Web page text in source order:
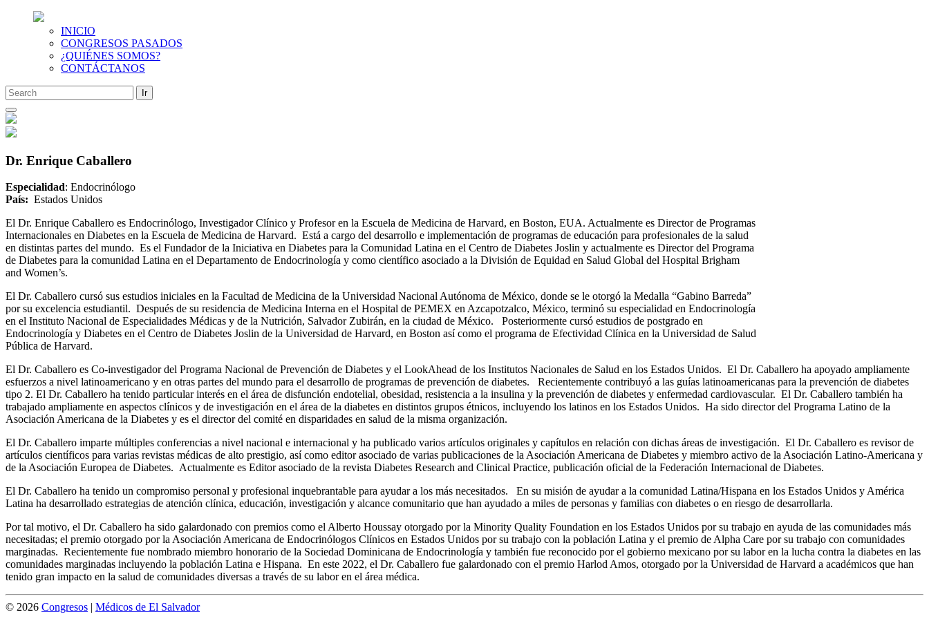
INICIO
CONGRESOS PASADOS
¿QUIÉNES SOMOS?
CONTÁCTANOS
Saltar
al
contenido
Dr. Enrique Caballero
Especialidad: Endocrinólogo
País: Estados Unidos
El Dr. Enrique Caballero es Endocrinólogo, Investigador Clínico y Profesor en la Escuela de Medicina de Harvard, en Boston, EUA. Actualmente es Director de Programas
Internacionales en Diabetes en la Escuela de Medicina de Harvard. Está a cargo del desarrollo e implementación de programas de educación para profesionales de la salud
en distintas partes del mundo. Es el Fundador de la Iniciativa en Diabetes para la Comunidad Latina en el Centro de Diabetes Joslin y actualmente es Director del Programa
de Diabetes para la comunidad Latina en el Departamento de Endocrinología y como científico asociado a la División de Equidad en Salud Global del Hospital Brigham
and Women’s.
El Dr. Caballero cursó sus estudios iniciales en la Facultad de Medicina de la Universidad Nacional Autónoma de México, donde se le otorgó la Medalla “Gabino Barreda”
por su excelencia estudiantil. Después de su residencia de Medicina Interna en el Hospital de PEMEX en Azcapotzalco, México, terminó su especialidad en Endocrinología
en el Instituto Nacional de Especialidades Médicas y de la Nutrición, Salvador Zubirán, en la ciudad de México. Posteriormente cursó estudios de postgrado en
Endocrinología y Diabetes en el Centro de Diabetes Joslin de la Universidad de Harvard, en Boston así como el programa de Efectividad Clínica en la Universidad de Salud
Pública de Harvard.
El Dr. Caballero es Co-investigador del Programa Nacional de Prevención de Diabetes y el LookAhead de los Institutos Nacionales de Salud en los Estados Unidos. El Dr. Caballero ha apoyado ampliamente
esfuerzos a nivel latinoamericano y en otras partes del mundo para el desarrollo de programas de prevención de diabetes. Recientemente contribuyó a las guías latinoamericanas para la prevención de diabetes
tipo 2. El Dr. Caballero ha tenido particular interés en el área de disfunción endotelial, obesidad, resistencia a la insulina y la prevención de diabetes y enfermedad cardiovascular. El Dr. Caballero también ha
trabajado ampliamente en aspectos clínicos y de investigación en el área de la diabetes en distintos grupos étnicos, incluyendo los latinos en los Estados Unidos. Ha sido director del Programa Latino de la
Asociación Americana de la Diabetes y es el director del comité en disparidades en salud de la misma organización.
El Dr. Caballero imparte múltiples conferencias a nivel nacional e internacional y ha publicado varios artículos originales y capítulos en relación con dichas áreas de investigación. El Dr. Caballero es revisor de
artículos científicos para varias revistas médicas de alto prestigio, así como editor asociado de varias publicaciones de la Asociación Americana de Diabetes y miembro activo de la Asociación Latino-Americana y
de la Asociación Europea de Diabetes. Actualmente es Editor asociado de la revista Diabetes Research and Clinical Practice, publicación oficial de la Federación Internacional de Diabetes.
El Dr. Caballero ha tenido un compromiso personal y profesional inquebrantable para ayudar a los más necesitados. En su misión de ayudar a la comunidad Latina/Hispana en los Estados Unidos y América
Latina ha desarrollado estrategias de atención clínica, educación, investigación y alcance comunitario que han ayudado a miles de personas y familias con diabetes o en riesgo de desarrollarla.
Por tal motivo, el Dr. Caballero ha sido galardonado con premios como el Alberto Houssay otorgado por la Minority Quality Foundation en los Estados Unidos por su trabajo en ayuda de las comunidades más
necesitadas; el premio otorgado por la Asociación Americana de Endocrinólogos Clínicos en Estados Unidos por su trabajo con la población Latina y el premio de Alpha Care por su trabajo con comunidades
marginadas. Recientemente fue nombrado miembro honorario de la Sociedad Dominicana de Endocrinología y también fue reconocido por el gobierno mexicano por su labor en la lucha contra la diabetes en las
comunidades marginadas incluyendo la población Latina e Hispana. En este 2022, el Dr. Caballero fue galardonado con el premio Harlod Amos, otorgado por la Universidad de Harvard a académicos que han
tenido gran impacto en la salud de comunidades diversas a través de su labor en el área médica.
© 2026 Congresos | Médicos de El Salvador